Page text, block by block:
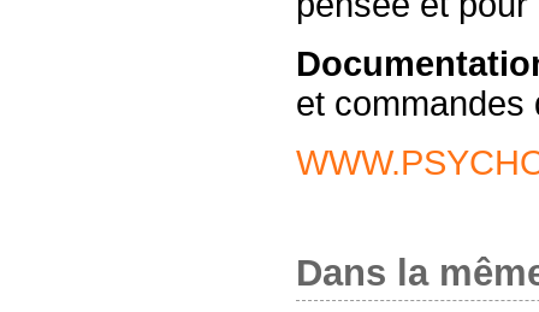
et commandes
Dans la